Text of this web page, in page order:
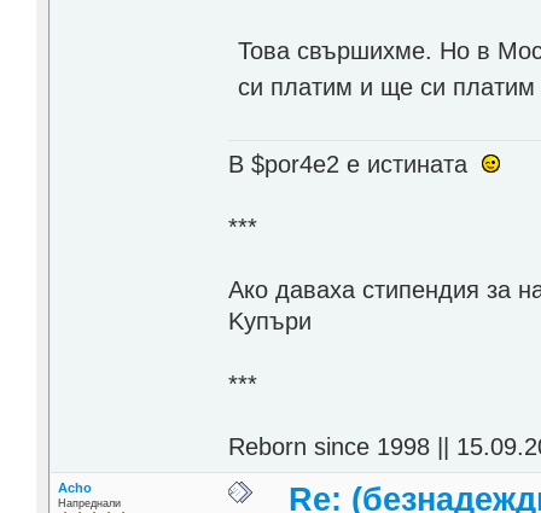
Това свършихме. Но в
си платим и ще си платим
В $por4e2 e истината
***
Aко даваха стипендия за
Kупъри
***
Reborn since 1998 ||
Acho
Напреднали
Re: